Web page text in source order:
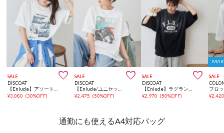
SALE 
DISCOAT
¥3,080 (30%OFF)
SALE 
DISCOAT
¥2,475 (50%OFF)
SALE 
DISCOAT
¥2,970 (50%OFF)
SALE
¥
通勤にも使えるA4対応バッグ